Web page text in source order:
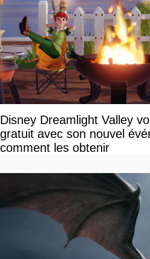
Disney Dreamlight Valley
gratuit avec son nouvel
comment les obtenir